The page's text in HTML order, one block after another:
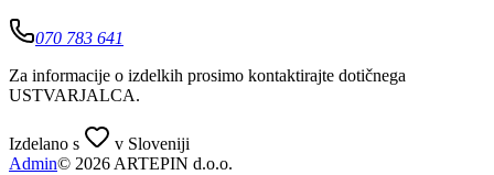
070 783 641
Za informacije o izdelkih prosimo kontaktirajte dotičnega
USTVARJALCA.
Izdelano s
v Sloveniji
Admin© 2026 ARTEPIN d.o.o.